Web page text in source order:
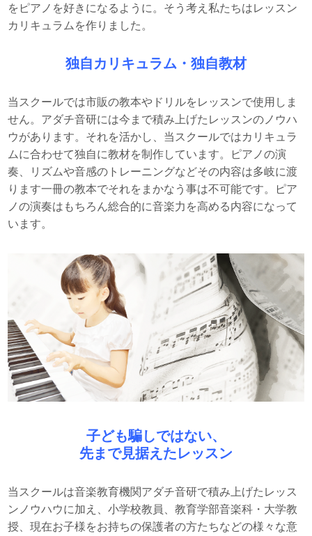
をピアノを好きになるように。そう考え私たちはレッスン
カリキュラムを作りました。
独自カリキュラム・独自教材
当スクールでは市販の教本やドリルをレッスンで使用しま
せん。アダチ音研には今まで積み上げたレッスンのノウハ
ウがあります。それを活かし、当スクールではカリキュラ
ムに合わせて独自に教材を制作しています。ピアノの演
奏、リズムや音感のトレーニングなどその内容は多岐に渡
ります一冊の教本でそれをまかなう事は不可能です。ピア
ノの演奏はもちろん総合的に音楽力を高める内容になって
います。
子ども騙しではない、
先まで見据えたレッスン
当スクールは音楽教育機関アダチ音研で積み上げたレッス
ンノウハウに加え、小学校教員、教育学部音楽科・大学教
授、現在お子様をお持ちの保護者の方たちなどの様々な意